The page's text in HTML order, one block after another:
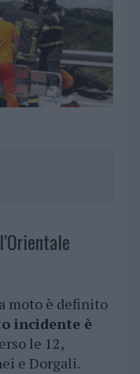
moto è definito
incidente è
le 12,
e Dorgali.